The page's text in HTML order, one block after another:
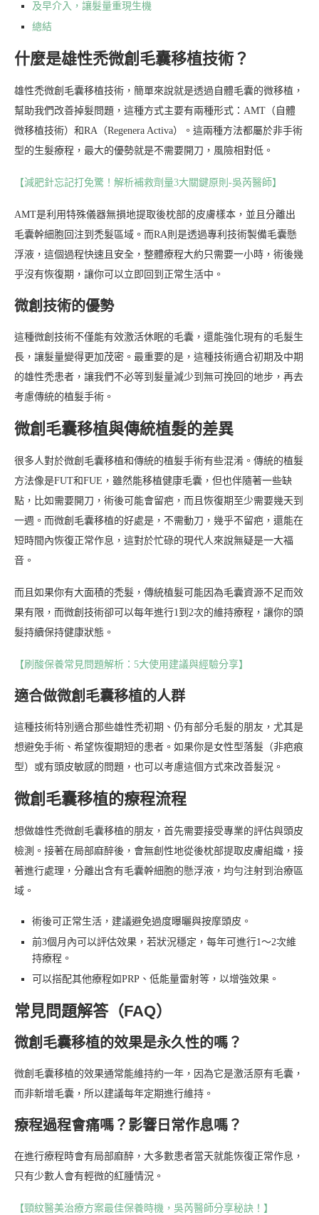
及早介入，讓髮量重現生機
總結
什麼是雄性禿微創毛囊移植技術？
雄性禿微創毛囊移植技術，簡單來說就是透過自體毛囊的微移植，
幫助我們改善掉髮問題，這種方式主要有兩種形式：AMT（自體
微移植技術）和RA（Regenera Activa）。這兩種方法都屬於非手術
型的生髮療程，最大的優勢就是不需要開刀，風險相對低。
【減肥針忘記打免驚！解析補救劑量3大關鍵原則-吳芮醫師】
AMT是利用特殊儀器無損地提取後枕部的皮膚樣本，並且分離出
毛囊幹細胞回注到禿髮區域。而RA則是透過專利技術製備毛囊懸
浮液，這個過程快速且安全，整體療程大約只需要一小時，術後幾
乎沒有恢復期，讓你可以立即回到正常生活中。
微創技術的優勢
這種微創技術不僅能有效激活休眠的毛囊，還能強化現有的毛髮生
長，讓髮量變得更加茂密。最重要的是，這種技術適合初期及中期
的雄性禿患者，讓我們不必等到髮量減少到無可挽回的地步，再去
考慮傳統的植髮手術。
微創毛囊移植與傳統植髮的差異
很多人對於微創毛囊移植和傳統的植髮手術有些混淆。傳統的植髮
方法像是FUT和FUE，雖然能移植健康毛囊，但也伴隨著一些缺
點，比如需要開刀，術後可能會留疤，而且恢復期至少需要幾天到
一週。而微創毛囊移植的好處是，不需動刀，幾乎不留疤，還能在
短時間內恢復正常作息，這對於忙碌的現代人來說無疑是一大福
音。
而且如果你有大面積的禿髮，傳統植髮可能因為毛囊資源不足而效
果有限，而微創技術卻可以每年進行1到2次的維持療程，讓你的頭
髮持續保持健康狀態。
【刷酸保養常見問題解析：5大使用建議與經驗分享】
適合做微創毛囊移植的人群
這種技術特別適合那些雄性禿初期、仍有部分毛髮的朋友，尤其是
想避免手術、希望恢復期短的患者。如果你是女性型落髮（非疤痕
型）或有頭皮敏感的問題，也可以考慮這個方式來改善髮況。
微創毛囊移植的療程流程
想做雄性禿微創毛囊移植的朋友，首先需要接受專業的評估與頭皮
檢測。接著在局部麻醉後，會無創性地從後枕部提取皮膚組織，接
著進行處理，分離出含有毛囊幹細胞的懸浮液，均勻注射到治療區
域。
術後可正常生活，建議避免過度曝曬與按摩頭皮。
前3個月內可以評估效果，若狀況穩定，每年可進行1～2次維
持療程。
可以搭配其他療程如PRP、低能量雷射等，以增強效果。
常見問題解答（FAQ）
微創毛囊移植的效果是永久性的嗎？
微創毛囊移植的效果通常能維持約一年，因為它是激活原有毛囊，
而非新增毛囊，所以建議每年定期進行維持。
療程過程會痛嗎？影響日常作息嗎？
在進行療程時會有局部麻醉，大多數患者當天就能恢復正常作息，
只有少數人會有輕微的紅腫情況。
【頸紋醫美治療方案最佳保養時機，吳芮醫師分享秘訣！】